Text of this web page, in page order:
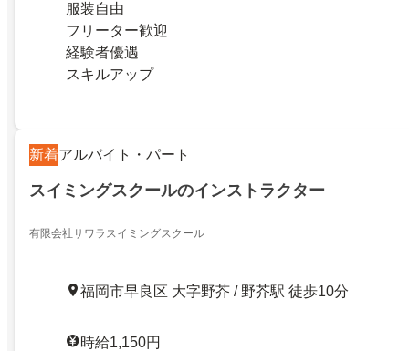
服装自由
フリーター歓迎
経験者優遇
スキルアップ
新着アルバイト・パート
スイミングスクールのインストラクター
有限会社サワラスイミングスクール
福岡市早良区 大字野芥 / 野芥駅 徒歩10分
時給1,150円